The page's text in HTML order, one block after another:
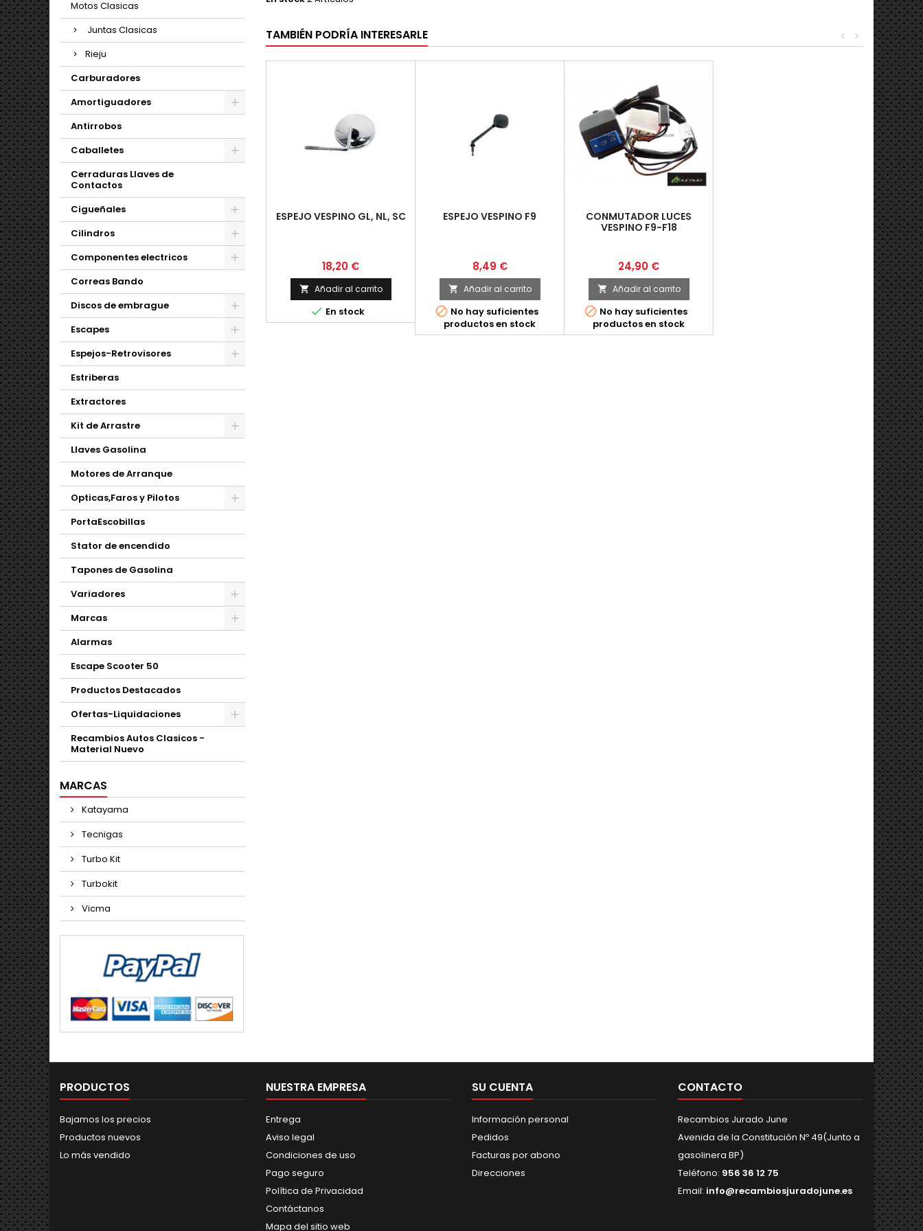
Motos Clasicas
Juntas Clasicas
Rieju
Carburadores
Amortiguadores
Antirrobos
Caballetes
Cerraduras Llaves de
Contactos
Cigueñales
Cilindros
Componentes electricos
Correas Bando
Discos de embrague
Escapes
Espejos-Retrovisores
Estriberas
Extractores
Kit de Arrastre
Llaves Gasolina
Motores de Arranque
Opticas,Faros y Pilotos
PortaEscobillas
Stator de encendido
Tapones de Gasolina
Variadores
Marcas
Alarmas
Escape Scooter 50
Productos Destacados
Ofertas-Liquidaciones
Recambios Autos Clasicos -
Material Nuevo
MARCAS
Katayama
Tecnigas
Turbo Kit
Turbokit
Vicma
TAMBIÉN PODRÍA INTERESARLE >
<
ESPEJO VESPINO GL, NL, SC
Precio
18,20 €
 Añadir al carrito
 En stock
ESPEJO VESPINO F9
Precio
8,49 €
 Añadir al carrito
 No hay suficientes
productos en stock
CONMUTADOR LUCES
VESPINO F9-F18
Precio
24,90 €
 Añadir al carrito
 No hay suficientes
productos en stock
PRODUCTOS
Bajamos los precios
Productos nuevos
Lo más vendido
NUESTRA EMPRESA
Entrega
Aviso legal
Condiciones de uso
Pago seguro
Política de Privacidad
Contáctanos
Mapa del sitio web
SU CUENTA
Información personal
Pedidos
Facturas por abono
Direcciones
CONTACTO
Recambios Jurado June
Avenida de la Constitución Nº 49(Junto a
gasolinera BP)
Teléfono: 956 36 12 75
Email: info@recambiosjuradojune.es